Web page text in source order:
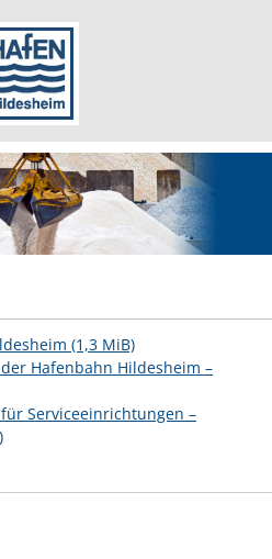
Home
über uns
Kontakt
(1,3 MiB)
Hafenbahn Hildesheim –
Serviceeinrichtungen –